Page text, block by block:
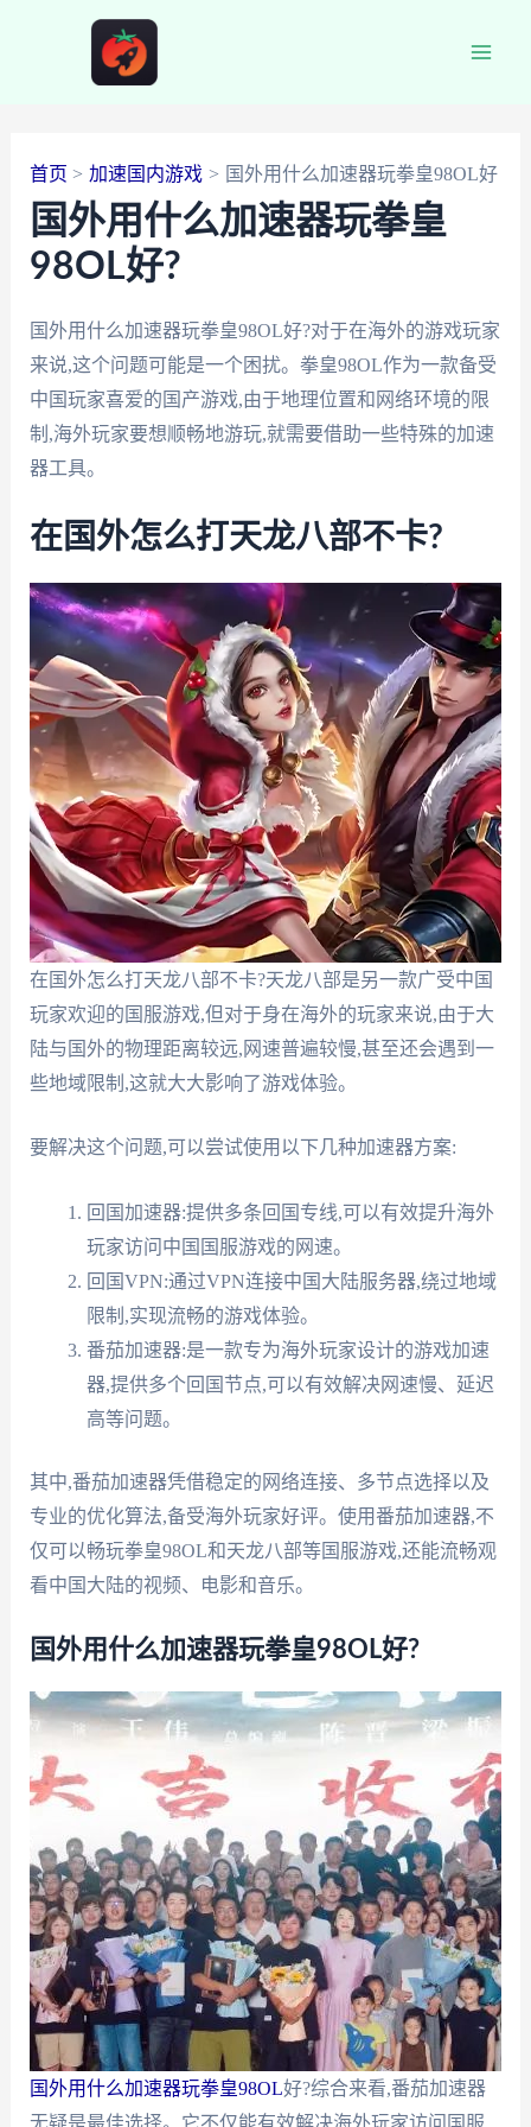
首页 加速国内游戏 国外用什么加速器玩拳皇98OL好
国外用什么加速器玩拳皇
98OL好?
国外用什么加速器玩拳皇98OL好?对于在海外的游戏玩家
来说,这个问题可能是一个困扰。拳皇98OL作为一款备受
中国玩家喜爱的国产游戏,由于地理位置和网络环境的限
制,海外玩家要想顺畅地游玩,就需要借助一些特殊的加速
器工具。
在国外怎么打天龙八部不卡?
在国外怎么打天龙八部不卡?天龙八部是另一款广受中国
玩家欢迎的国服游戏,但对于身在海外的玩家来说,由于大
陆与国外的物理距离较远,网速普遍较慢,甚至还会遇到一
些地域限制,这就大大影响了游戏体验。
要解决这个问题,可以尝试使用以下几种加速器方案:
回国加速器:提供多条回国专线,可以有效提升海外
玩家访问中国国服游戏的网速。
回国VPN:通过VPN连接中国大陆服务器,绕过地域
限制,实现流畅的游戏体验。
番茄加速器:是一款专为海外玩家设计的游戏加速
器,提供多个回国节点,可以有效解决网速慢、延迟
高等问题。
其中,番茄加速器凭借稳定的网络连接、多节点选择以及
专业的优化算法,备受海外玩家好评。使用番茄加速器,不
仅可以畅玩拳皇98OL和天龙八部等国服游戏,还能流畅观
看中国大陆的视频、电影和音乐。
国外用什么加速器玩拳皇98OL好?
国外用什么加速器玩拳皇98OL好?综合来看,番茄加速器